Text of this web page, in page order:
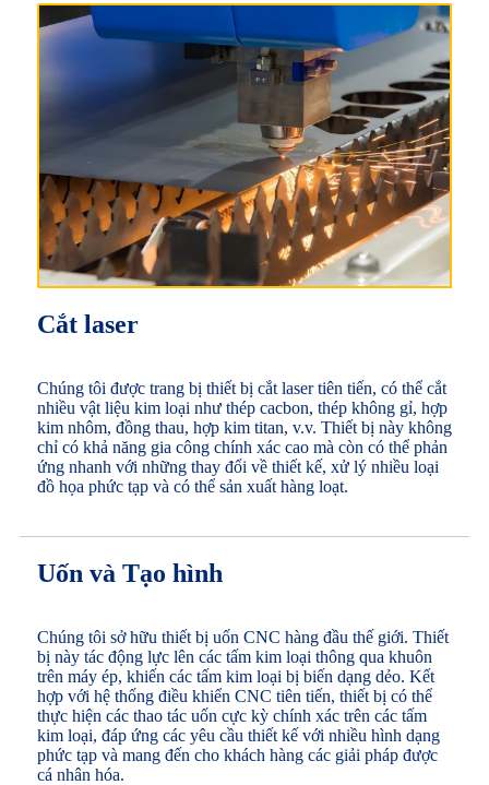
Cắt laser
Chúng tôi được trang bị thiết bị cắt laser tiên tiến, có thể cắt
nhiều vật liệu kim loại như thép cacbon, thép không gỉ, hợp
kim nhôm, đồng thau, hợp kim titan, v.v. Thiết bị này không
chỉ có khả năng gia công chính xác cao mà còn có thể phản
ứng nhanh với những thay đổi về thiết kế, xử lý nhiều loại
đồ họa phức tạp và có thể sản xuất hàng loạt.
Uốn và Tạo hình
Chúng tôi sở hữu thiết bị uốn CNC hàng đầu thế giới. Thiết
bị này tác động lực lên các tấm kim loại thông qua khuôn
trên máy ép, khiến các tấm kim loại bị biến dạng dẻo. Kết
hợp với hệ thống điều khiển CNC tiên tiến, thiết bị có thể
thực hiện các thao tác uốn cực kỳ chính xác trên các tấm
kim loại, đáp ứng các yêu cầu thiết kế với nhiều hình dạng
phức tạp và mang đến cho khách hàng các giải pháp được
cá nhân hóa.